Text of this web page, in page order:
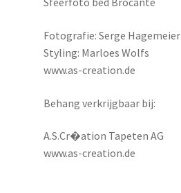
Fotografie: Serge Hagemeier
Styling: Marloes Wolfs
www.as-creation.de
Behang verkrijgbaar bij:
A.S.Cr�ation Tapeten AG
www.as-creation.de